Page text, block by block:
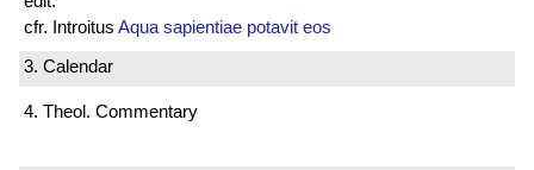
cfr. Introitus Aqua sapientiae potavit eos
3. Calendar
4. Theol. Commentary